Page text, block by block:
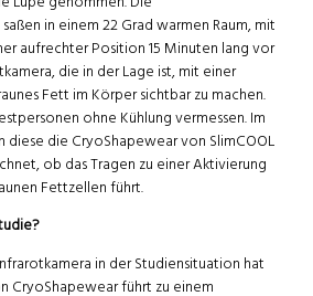
in einem 22 Grad warmen Raum, mit
aufrechter Position 15 Minuten lang vor
die in der Lage ist, mit einer
Fett im Körper sichtbar zu machen.
ohne Kühlung vermessen. Im
diese die CryoShapewear von SlimCOOL
ob das Tragen zu einer Aktivierung
Fettzellen führt.
in der Studiensituation hat
CryoShapewear führt zu einem